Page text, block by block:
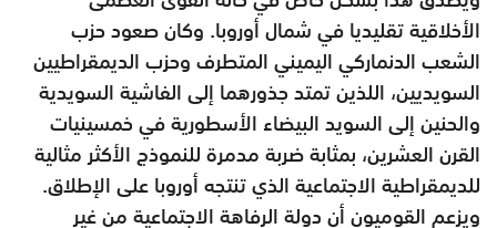
الأخلاقية تقليديا في شمال أوروبا. وكان صعود حزب
الشعب الدنماركي اليميني المتطرف وحزب الديمقراطيين
السويديين، اللذين تمتد جذورهما إلى الفاشية السويدية
والحنين إلى السويد البيضاء الأسطورية في خمسينيات
القرن العشرين، بمثابة ضربة مدمرة للنموذج الأكثر مثالية
للديمقراطية الاجتماعية الذي تنتجه أوروبا على الإطلاق.
ويزعم القوميون أن دولة الرفاهة الاجتماعية من غير